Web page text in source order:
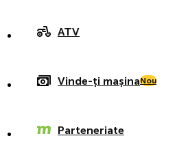
ATV
Vinde-ți mașinaNou
Parteneriate